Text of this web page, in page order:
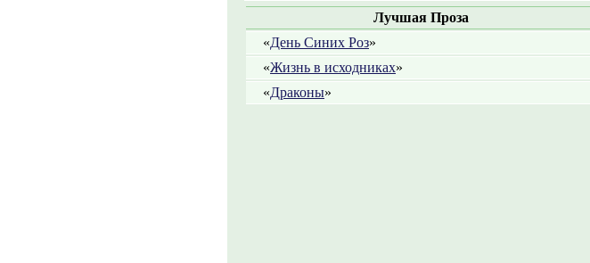
Лучшая Проза
«День Синих Роз»
«Жизнь в исходниках»
«Драконы»